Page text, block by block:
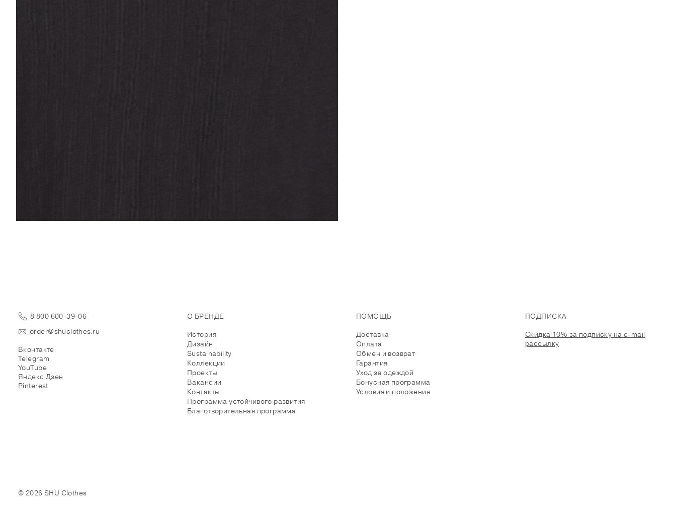
8 800 600-39-06
order@shuclothes.ru
Вконтакте
Telegram
YouTube
Яндекс Дзен
Pinterest
О БРЕНДЕ
История
Дизайн
Sustainability
Коллекции
Проекты
Вакансии
Контакты
Программа устойчивого развития
Благотворительная программа
ПОМОЩЬ
Доставка
Оплата
Обмен и возврат
Гарантия
Уход за одеждой
Бонусная программа
Условия и положения
ПОДПИСКА
Скидка 10% за подписку на e-mail
рассылку
© 2026 SHU Clothes